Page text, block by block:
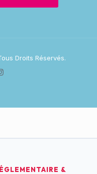
Droits Réservés.
&